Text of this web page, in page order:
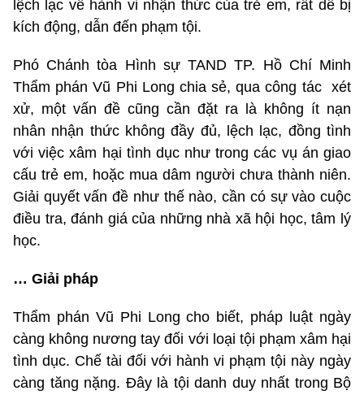
lệch lạc về hành vi nhận thức của trẻ em, rất dễ bị
kích động, dẫn đến phạm tội.
Phó Chánh tòa Hình sự TAND TP. Hồ Chí Minh
Thẩm phán Vũ Phi Long chia sẻ, qua công tác xét
xử, một vấn đề cũng cần đặt ra là không ít nạn
nhân nhận thức không đầy đủ, lệch lạc, đồng tình
với việc xâm hại tình dục như trong các vụ án giao
cấu trẻ em, hoặc mua dâm người chưa thành niên.
Giải quyết vấn đề như thế nào, cần có sự vào cuộc
điều tra, đánh giá của những nhà xã hội học, tâm lý
học.
… Giải pháp
Thẩm phán Vũ Phi Long cho biết, pháp luật ngày
càng không nương tay đối với loại tội phạm xâm hại
tình dục. Chế tài đối với hành vi phạm tội này ngày
càng tăng nặng. Đây là tội danh duy nhất trong Bộ